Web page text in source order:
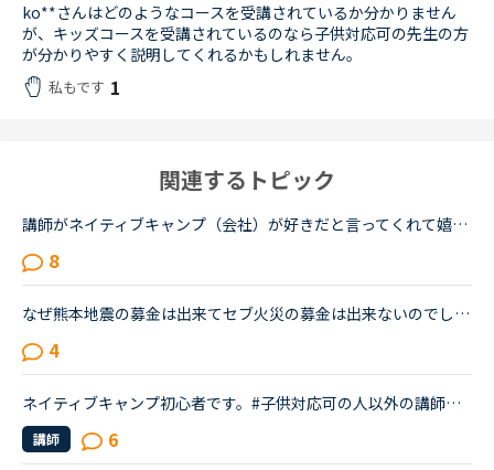
ko**さんはどのようなコースを受講されているか分かりません
が、キッズコースを受講されているのなら子供対応可の先生の方
が分かりやすく説明してくれるかもしれません。
私もです 1
関連するトピック
講師がネイティブキャンプ（会社）が好きだと言ってくれて嬉しかったです。ネイティブキャンプに入会してから５ケ月の間お世話になっている大好きな講師が言うにはネイティブキャンプはこれまで働いたESL（第二言...
8
なぜ熊本地震の募金は出来てセブ火災の募金は出来ないのでしょうか？以前別の方が立てたトピックで <a href="https://nativecamp.net/user/message-board/detail/842" target="_blank">https://nativecamp.net/user/message-board/detail/842</a> セブの火災について <a href="http://www.sunstar.com.ph/cebu/loca..." target="_blank">http://www.sunstar.com.ph/cebu/loca...</a>
4
ネイティブキャンプ初心者です。#子供対応可の人以外の講師は、私（10歳）はあまり、受けない方が良いのでしょうか？それとも、受けても問題ないのでしょうか？講師を選ぶ時の、フィルターにある#子供対応可です...
講師 6